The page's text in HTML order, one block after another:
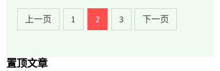
文
章
导
上一页 1 2 3 下一页
置顶文章